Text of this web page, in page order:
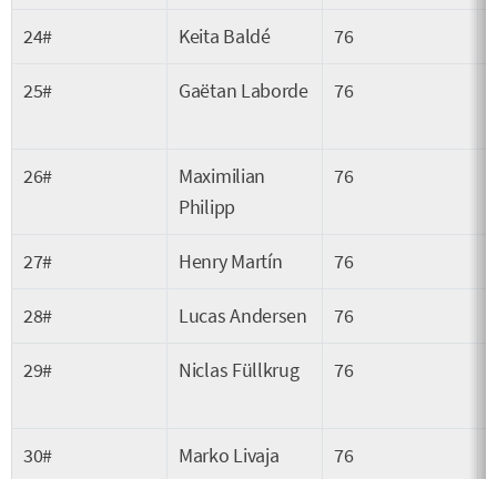
24# Keita Baldé 76
25# Gaëtan Laborde 76
26#
Maximilian
Philipp
76
27# Henry Martín 76
28# Lucas Andersen 76
29# Niclas Füllkrug 76
30# Marko Livaja 76